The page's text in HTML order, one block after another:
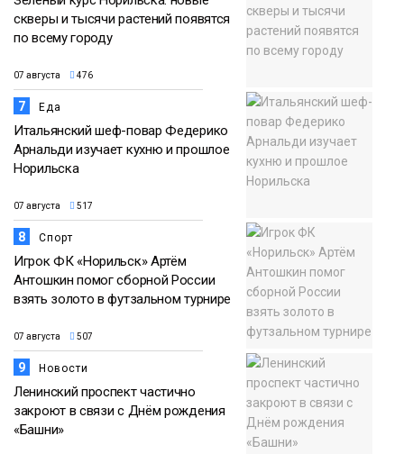
скверы и тысячи растений появятся
по всему городу
07 августа 476
7 Еда
Итальянский шеф-повар Федерико
Арнальди изучает кухню и прошлое
Норильска
07 августа 517
8 Спорт
Игрок ФК «Норильск» Артём
Антошкин помог сборной России
взять золото в футзальном турнире
07 августа 507
9 Новости
Ленинский проспект частично
закроют в связи с Днём рождения
«Башни»